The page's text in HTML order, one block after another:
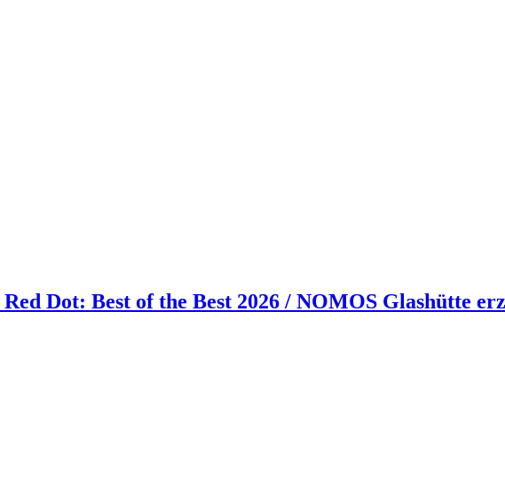
Dot: Best of the Best 2026 / NOMOS Glashütte